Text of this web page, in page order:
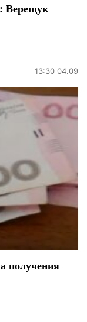
Верещук
13:30 04.09
получения